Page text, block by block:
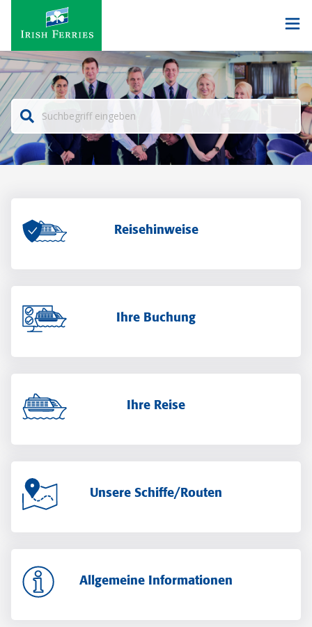
Reisehinweise
Ihre Buchung
Ihre Reise
Unsere Schiffe/Routen
Allgemeine Informationen